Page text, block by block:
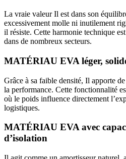
La vraie valeurIl est dans son
excessivement molle ni inutilement
il résiste. Cette harmonie technique
dans de nombreux secteurs.
MATÉRIAU EVA léger,
Grâce à sa faible densité, Il apporte
la performance. Cette fonctionnalité
où le poids influence directement
logistiques.
MATÉRIAU EVA avec
d’isolation